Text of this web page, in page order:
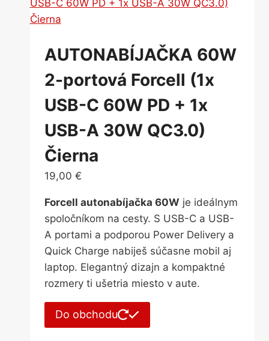
AUTONABÍJAČKA 60W
2-portová Forcell (1x
USB-C 60W PD + 1x
USB-A 30W QC3.0)
Čierna
19,00 €
Forcell autonabíjačka 60W je ideálnym
spoločníkom na cesty. S USB-C a USB-
A portami a podporou Power Delivery a
Quick Charge nabiješ súčasne mobil aj
laptop. Elegantný dizajn a kompaktné
rozmery ti ušetria miesto v aute.
Do obchodu